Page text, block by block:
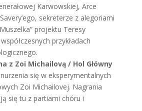
Karwowskiej, Arce
sekreterze z alegoriami
projektu Teresy
przykładach
z Zoi Michailovą / Hol Główny
się w eksperymentalnych
Zoi Michailovej. Nagrania
się tu z partiami chóru i